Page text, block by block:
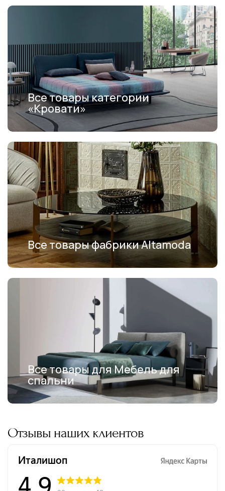
Все товары категории
«Кровати»
Все товары фабрики Altamoda
Все товары для Мебель для
спальни
Отзывы наших клиентов